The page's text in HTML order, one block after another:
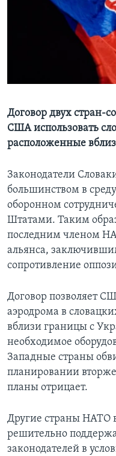
Learning English
Языки
Договор двух стран-
США использовать
расположенные
Законодатели
большинством в
оборонном
Штатами. Таким
последним членом
альянса,
сопротивление
Договор позволяет
аэродрома в
вблизи границы с
необходимое
Западные страны
планировании
планы отрицает.
Другие страны НАТО
решительно
законодателей в